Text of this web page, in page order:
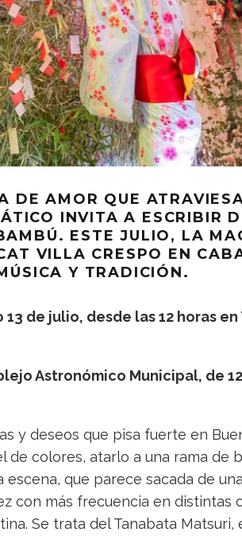
DE AMOR QUE
INVITA A ESCRIBIR
ESTE JULIO, LA
VILLA CRESPO EN
Y TRADICIÓN.
de julio, desde las 12 horas en
Astronómico Municipal, de
y deseos que pisa fuerte en
de colores, atarlo a una rama de
que parece sacada de
con más frecuencia en distintas
Se trata del Tanabata Matsuri,